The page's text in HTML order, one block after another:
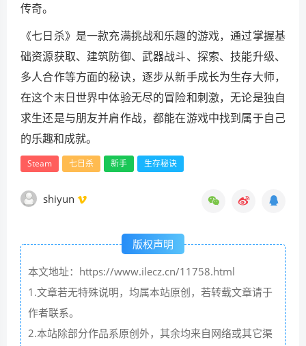
传奇。
《七日杀》是一款充满挑战和乐趣的游戏，通过掌握基
础资源获取、建筑防御、武器战斗、探索、技能升级、
多人合作等方面的秘诀，逐步从新手成长为生存大师，
在这个末日世界中体验无尽的冒险和刺激，无论是独自
求生还是与朋友并肩作战，都能在游戏中找到属于自己
的乐趣和成就。
Steam 七日杀 新手 生存秘诀
shiyun
版权声明
本文地址：https://www.ilecz.cn/11758.html
1.文章若无特殊说明，均属本站原创，若转载文章请于
作者联系。
2.本站除部分作品系原创外，其余均来自网络或其它渠